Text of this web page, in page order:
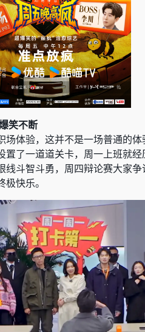
笑不断
体验，这并不是一场普通的
了一道道关卡，周一上班就
斗智斗勇，周四辩论赛大家
快乐。